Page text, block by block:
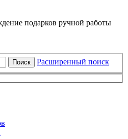
подарков ручной работы
Поиск Расширенный поиск